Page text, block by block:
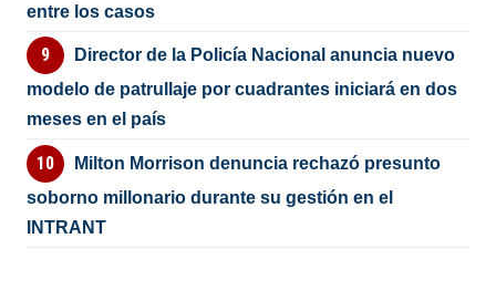
entre los casos
Director de la Policía Nacional anuncia nuevo
modelo de patrullaje por cuadrantes iniciará en dos
meses en el país
Milton Morrison denuncia rechazó presunto
soborno millonario durante su gestión en el
INTRANT